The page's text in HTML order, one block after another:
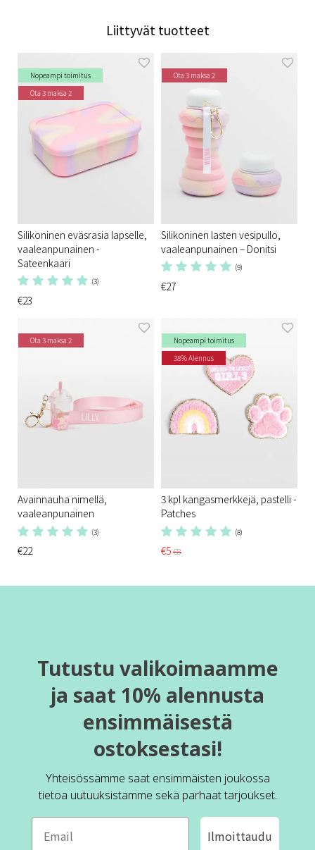
Liittyvät tuotteet
Nopeampi toimitus
Ota 3 maksa 2
Silikoninen eväsrasia lapselle,
vaaleanpunainen -
Sateenkaari
(3)
€23
Ota 3 maksa 2
Silikoninen lasten vesipullo,
vaaleanpunainen – Donitsi
(9)
€27
Ota 3 maksa 2
Avainnauha nimellä,
vaaleanpunainen
(3)
€22
Nopeampi toimitus
38% Alennus
3 kpl kangasmerkkejä, pastelli -
Patches
(8)
€5€8
Tutustu valikoimaamme
ja saat 10% alennusta
ensimmäisestä
ostoksestasi!
Yhteisössämme saat ensimmäisten joukossa
tietoa uutuuksistamme sekä parhaat tarjoukset.
Ilmoittaudu